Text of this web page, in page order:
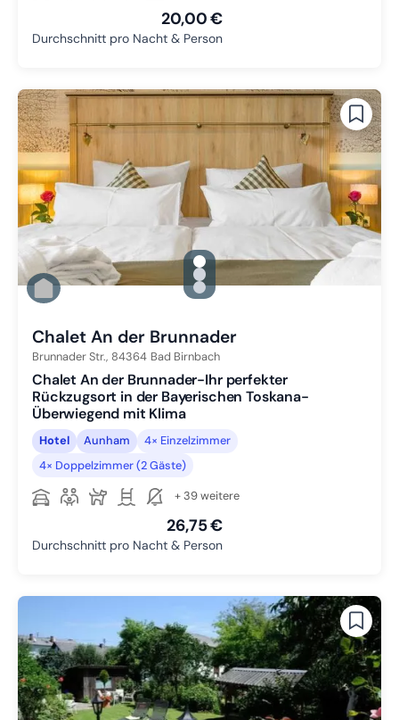
20,00 €
Durchschnitt pro Nacht & Person
gallery.slide_selector
Zu Slide 1 wechseln
Zu Slide 2 wechseln
Zu Slide 3 wechseln
Chalet An der Brunnader
Brunnader Str., 84364 Bad Birnbach
Chalet An der Brunnader-Ihr perfekter
Rückzugsort in der Bayerischen Toskana-
Überwiegend mit Klima
Hotel Aunham
4× Einzelzimmer
4× Doppelzimmer (2 Gäste)
+ 39 weitere
26,75 €
Durchschnitt pro Nacht & Person